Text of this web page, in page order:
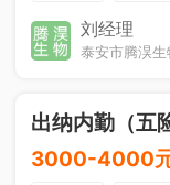
节日福利刘经理
泰安市腾淏
出纳内勤（五
3000-4000